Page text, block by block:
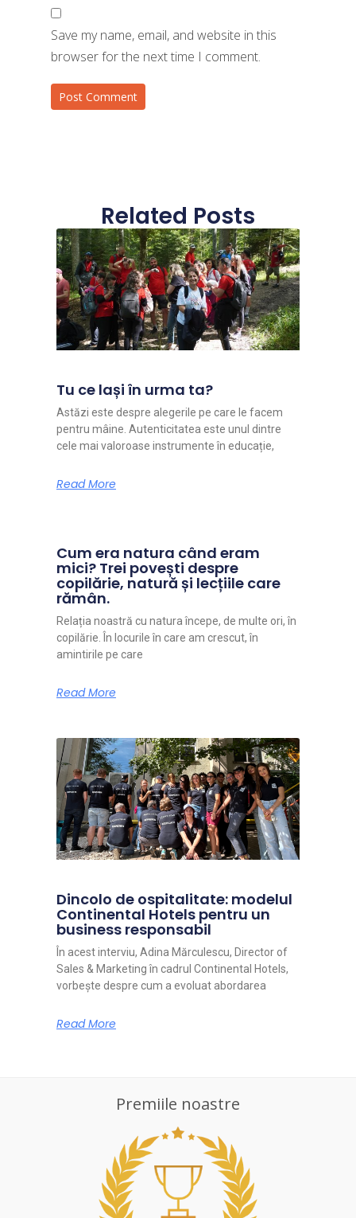
Save my name, email, and website in this
browser for the next time I comment.
Related Posts
Tu ce lași în urma ta?
Astăzi este despre alegerile pe care le facem
pentru mâine. Autenticitatea este unul dintre
cele mai valoroase instrumente în educație,
Read More
Cum era natura când eram
mici? Trei povești despre
copilărie, natură și lecțiile care
rămân.
Relația noastră cu natura începe, de multe ori, în
copilărie. În locurile în care am crescut, în
amintirile pe care
Read More
Dincolo de ospitalitate: modelul
Continental Hotels pentru un
business responsabil
În acest interviu, Adina Mărculescu, Director of
Sales & Marketing în cadrul Continental Hotels,
vorbește despre cum a evoluat abordarea
Read More
Premiile noastre